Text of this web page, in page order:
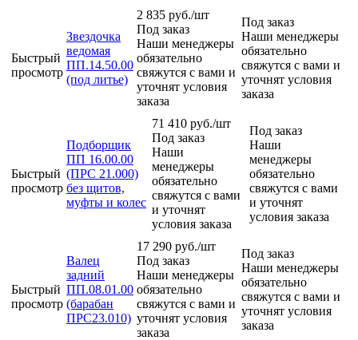
Быстрый
просмотр
Звездочка
ведомая
ПП.14.50.00
(под литье)
2 835 руб./шт
Под заказ
Наши менеджеры
обязательно
свяжутся с вами и
уточнят условия
заказа
Под заказ
Наши менеджеры
обязательно
свяжутся с вами и
уточнят условия
заказа
Быстрый
просмотр
Подборщик
ПП 16.00.00
(ПРС 21.000)
без щитов,
муфты и колес
71 410 руб./шт
Под заказ
Наши
менеджеры
обязательно
свяжутся с вами
и уточнят
условия заказа
Под заказ
Наши
менеджеры
обязательно
свяжутся с вами
и уточнят
условия заказа
Быстрый
просмотр
Валец
задний
ПП.08.01.00
(барабан
ПРС23.010)
17 290 руб./шт
Под заказ
Наши менеджеры
обязательно
свяжутся с вами и
уточнят условия
заказа
Под заказ
Наши менеджеры
обязательно
свяжутся с вами и
уточнят условия
заказа